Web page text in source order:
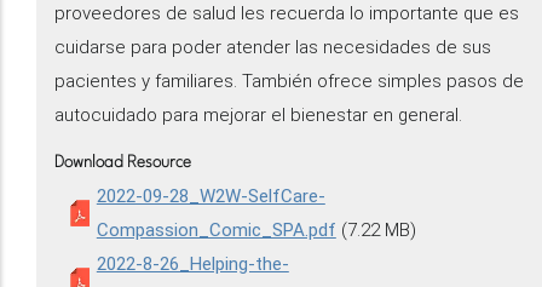
proveedores de salud les recuerda lo importante que es
cuidarse para poder atender las necesidades de sus
pacientes y familiares. También ofrece simples pasos de
autocuidado para mejorar el bienestar en general.
Download Resource
2022-09-28_W2W-SelfCare-
Compassion_Comic_SPA.pdf (7.22 MB)
2022-8-26_Helping-the-